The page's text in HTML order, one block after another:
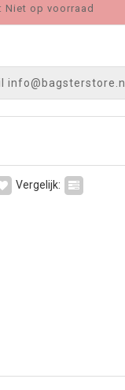
Niet op voorraad
info@bagsterstore.nl
Vergelijk: